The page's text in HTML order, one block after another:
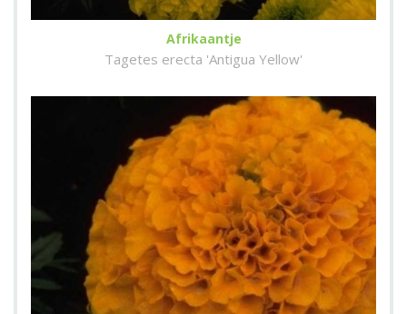
Afrikaantje
Tagetes erecta 'Antigua Yellow'